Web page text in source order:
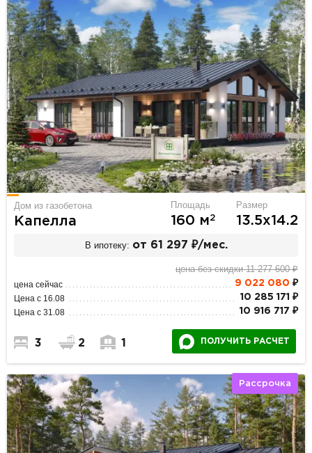
Дом из газобетона
Капелла
Площадь
160 м2
Размер
13.5х14.2
В ипотеку: от 61 297 ₽/мес.
цена без скидки 11 277 600 ₽
цена сейчас 9 022 080 ₽
Цена с 16.08 10 285 171 ₽
Цена с 31.08 10 916 717 ₽
3 2 1 ПОЛУЧИТЬ РАСЧЕТ
Рассрочка